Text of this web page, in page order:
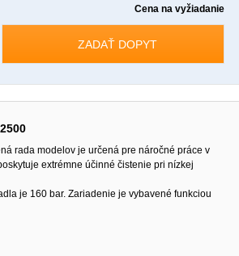
Cena na vyžiadanie
ZADAŤ DOPYT
rada modelov je určená pre náročné práce v
extrémne účinné čistenie pri nízkej
je 160 bar. Zariadenie je vybavené funkciou